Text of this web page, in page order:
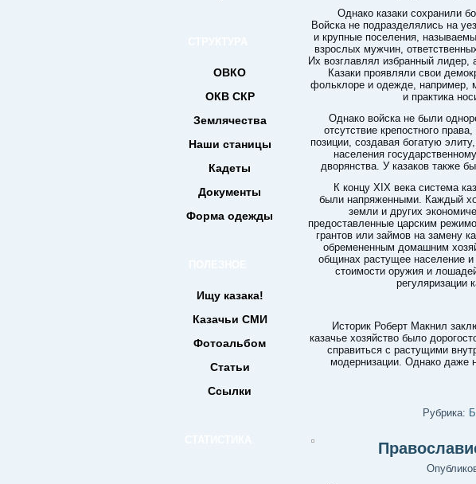
ОВКО
ОКВ СКР
Землячества
Наши станицы
Кадеты
Документы
Форма одежды
Ищу казака!
Казачьи СМИ
Фотоальбом
Статьи
Ссылки
Однако казаки сохранили
Войска не подразделялись на
и крупные поселения,
взрослых мужчин,
Их возглавлял избранный
Казаки проявляли свои
фольклоре и одежде, например,
и практика
Однако войска не были
отсутствие крепостного
позиции, создавая богатую
населения
дворянства. У казаков также
К концу XIX века система
были напряженными. Каждый
земли и других
предоставленные царским
грантов или займов на замену
обремененным домашним
общинах растущее население и
стоимости оружия и
регуляризации
Историк Роберт Макнил
казачье хозяйство было
справиться с растущими
модернизации. Однако даже
Рубрика: